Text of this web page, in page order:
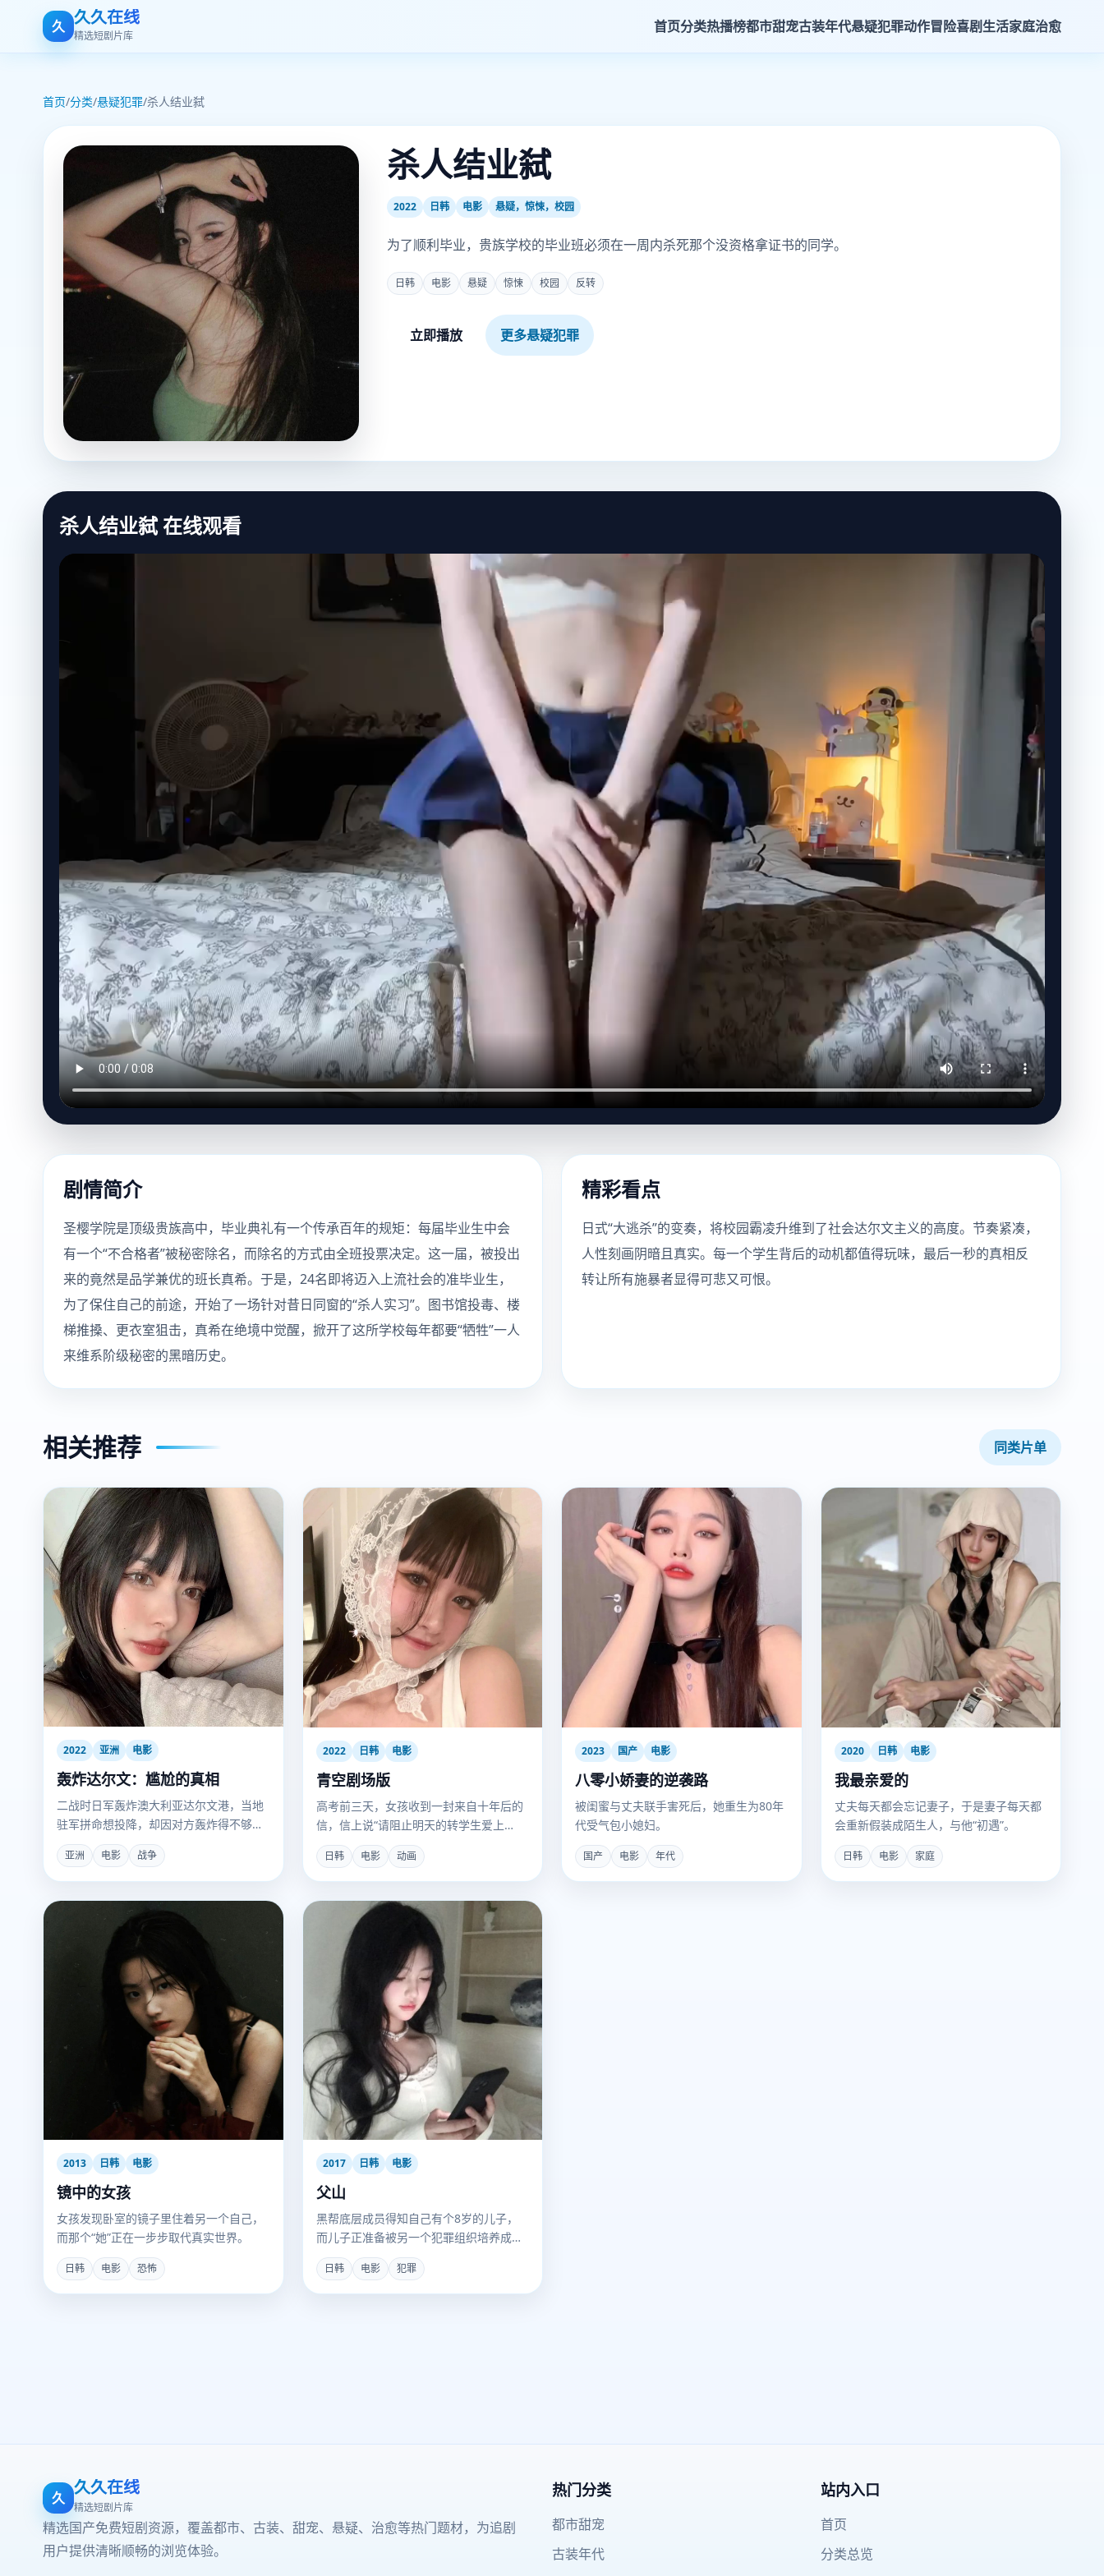
久 久久在线
精选短剧片库
首页分类热播榜都市甜宠古装年代悬疑犯罪动作冒险喜剧生活家庭治愈
首页/分类/悬疑犯罪/杀人结业弑
杀人结业弑
2022 日韩 电影 悬疑，惊悚，校园
为了顺利毕业，贵族学校的毕业班必须在一周内杀死那个没资格拿证书的同学。
日韩 电影 悬疑 惊悚 校园 反转
立即播放 更多悬疑犯罪
杀人结业弑 在线观看
剧情简介
圣樱学院是顶级贵族高中，毕业典礼有一个传承百年的规矩：每届毕业生中会
有一个“不合格者”被秘密除名，而除名的方式由全班投票决定。这一届，被投出
来的竟然是品学兼优的班长真希。于是，24名即将迈入上流社会的准毕业生，
为了保住自己的前途，开始了一场针对昔日同窗的“杀人实习”。图书馆投毒、楼
梯推搡、更衣室狙击，真希在绝境中觉醒，掀开了这所学校每年都要“牺牲”一人
来维系阶级秘密的黑暗历史。
精彩看点
日式“大逃杀”的变奏，将校园霸凌升维到了社会达尔文主义的高度。节奏紧凑，
人性刻画阴暗且真实。每一个学生背后的动机都值得玩味，最后一秒的真相反
转让所有施暴者显得可悲又可恨。
相关推荐 同类片单
2022 亚洲 电影
轰炸达尔文：尴尬的真相
二战时日军轰炸澳大利亚达尔文港，当地
驻军拼命想投降，却因对方轰炸得不够准
而屡屡失败。
亚洲 电影 战争
2022 日韩 电影
青空剧场版
高考前三天，女孩收到一封来自十年后的
信，信上说“请阻止明天的转学生爱上
我”。
日韩 电影 动画
2023 国产 电影
八零小娇妻的逆袭路
被闺蜜与丈夫联手害死后，她重生为80年
代受气包小媳妇。
国产 电影 年代
2020 日韩 电影
我最亲爱的
丈夫每天都会忘记妻子，于是妻子每天都
会重新假装成陌生人，与他“初遇”。
日韩 电影 家庭
2013 日韩 电影
镜中的女孩
女孩发现卧室的镜子里住着另一个自己，
而那个“她”正在一步步取代真实世界。
日韩 电影 恐怖
2017 日韩 电影
父山
黑帮底层成员得知自己有个8岁的儿子，
而儿子正准备被另一个犯罪组织培养成杀
手。
日韩 电影 犯罪
久 久久在线
精选短剧片库
精选国产免费短剧资源，覆盖都市、古装、甜宠、悬疑、治愈等热门题材，为追剧
用户提供清晰顺畅的浏览体验。
热门分类
都市甜宠
古装年代
站内入口
首页
分类总览